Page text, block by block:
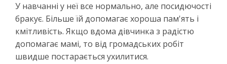
У навчанні у неї все нормально, але посидючості
бракує. Більше їй допомагає хороша пам'ять і
кмітливість. Якщо вдома дівчинка з радістю
допомагає мамі, то від громадських робіт
швидше постарається ухилитися.